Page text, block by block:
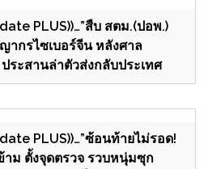
PLUS))…”สืบ สตม.(ปอพ.)
ากรไซเบอร์จีน หลังศาล
ระสานล่าตัวส่งกลับประเทศ
PLUS))…”ซ้อนท้ายไม่รอด!
าม ตั้งจุดตรวจ รวบหนุ่มซุก